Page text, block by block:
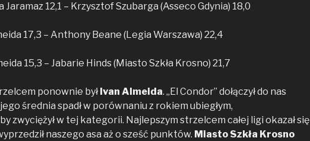
Jaramaz 12,1 – Krzysztof Szubarga (Asseco Gdynia) 18,0
17,3 – Anthony Beane (Legia Warszawa) 22,4
15,3 – Jabarie Hinds (Miasto Szkła Krosno) 21,7
ponownie byłIvan Almeida. „El Condor” dołączył do nas
średnia spadł w porównaniu z rokiem ubiegłym,
zwyciężył w tej kategorii. Najlepszym strzelcem całej ligi okazał się
naszego asa aż o sześć punktów. Miasto Szkła Krosno